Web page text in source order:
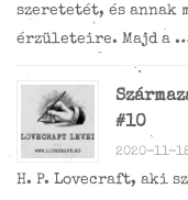
szeretetét, és annak
érzületeire. Majd a
#10
2020-11-
H. P. Lovecraft, aki